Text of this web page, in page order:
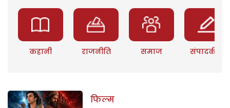
कहानी राजनीति समाज संपादकीय
फिल्म